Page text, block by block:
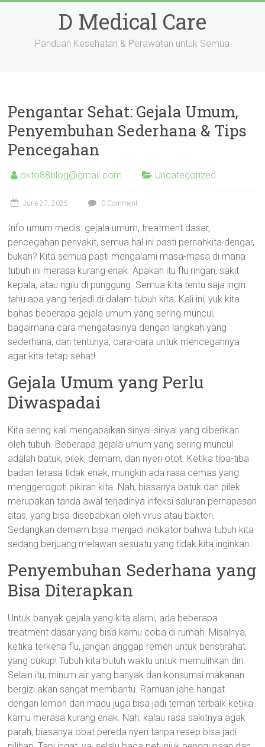
D Medical Care
Panduan Kesehatan & Perawatan untuk Semua
Pengantar Sehat: Gejala Umum,
Penyembuhan Sederhana & Tips
Pencegahan
okto88blog@gmail.com Uncategorized
June 27, 2025 0 Comment
Info umum medis: gejala umum, treatment dasar,
pencegahan penyakit, semua hal ini pasti pernahkita dengar,
bukan? Kita semua pasti mengalami masa-masa di mana
tubuh ini merasa kurang enak. Apakah itu flu ringan, sakit
kepala, atau ngilu di punggung. Semua kita tentu saja ingin
tahu apa yang terjadi di dalam tubuh kita. Kali ini, yuk kita
bahas beberapa gejala umum yang sering muncul,
bagaimana cara mengatasinya dengan langkah yang
sederhana, dan tentunya, cara-cara untuk mencegahnya
agar kita tetap sehat!
Gejala Umum yang Perlu
Diwaspadai
Kita sering kali mengabaikan sinyal-sinyal yang diberikan
oleh tubuh. Beberapa gejala umum yang sering muncul
adalah batuk, pilek, demam, dan nyeri otot. Ketika tiba-tiba
badan terasa tidak enak, mungkin ada rasa cemas yang
menggerogoti pikiran kita. Nah, biasanya batuk dan pilek
merupakan tanda awal terjadinya infeksi saluran pernapasan
atas, yang bisa disebabkan oleh virus atau bakteri.
Sedangkan demam bisa menjadi indikator bahwa tubuh kita
sedang berjuang melawan sesuatu yang tidak kita inginkan.
Penyembuhan Sederhana yang
Bisa Diterapkan
Untuk banyak gejala yang kita alami, ada beberapa
treatment dasar yang bisa kamu coba di rumah. Misalnya,
ketika terkena flu, jangan anggap remeh untuk beristirahat
yang cukup! Tubuh kita butuh waktu untuk memulihkan diri.
Selain itu, minum air yang banyak dan konsumsi makanan
bergizi akan sangat membantu. Ramuan jahe hangat
dengan lemon dan madu juga bisa jadi teman terbaik ketika
kamu merasa kurang enak. Nah, kalau rasa sakitnya agak
parah, biasanya obat pereda nyeri tanpa resep bisa jadi